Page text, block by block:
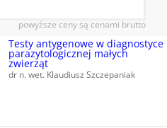
powyższe ceny są cenami brutto
Testy antygenowe w diagnostyce
parazytologicznej małych
zwierząt
dr n. wet. Klaudiusz Szczepaniak